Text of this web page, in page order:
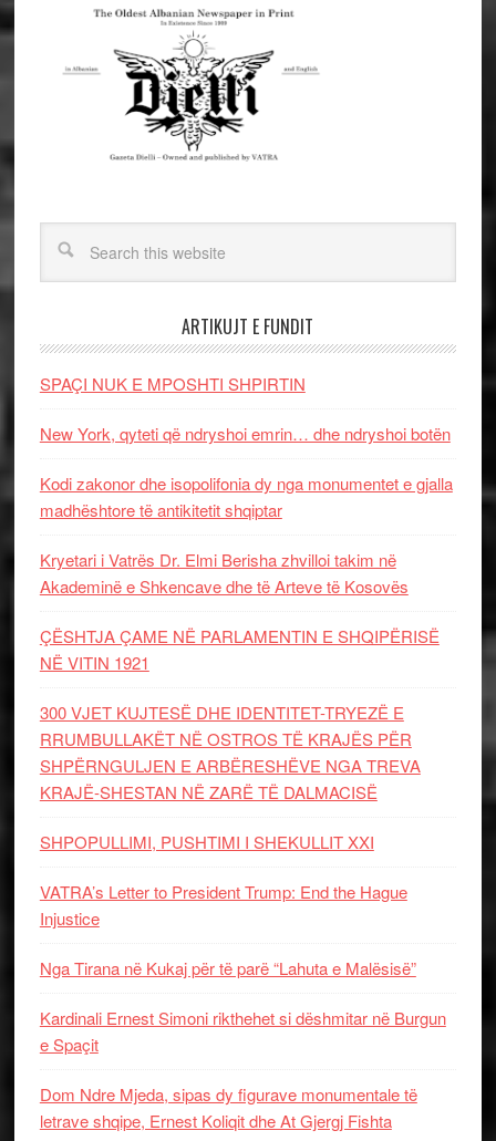
ARTIKUJT E FUNDIT
SPAÇI NUK E MPOSHTI SHPIRTIN
New York, qyteti që ndryshoi emrin… dhe ndryshoi botën
Kodi zakonor dhe isopolifonia dy nga monumentet e gjalla
madhështore të antikitetit shqiptar
Kryetari i Vatrës Dr. Elmi Berisha zhvilloi takim në
Akademinë e Shkencave dhe të Arteve të Kosovës
ÇËSHTJA ÇAME NË PARLAMENTIN E SHQIPËRISË
NË VITIN 1921
300 VJET KUJTESË DHE IDENTITET-TRYEZË E
RRUMBULLAKËT NË OSTROS TË KRAJËS PËR
SHPËRNGULJEN E ARBËRESHËVE NGA TREVA
KRAJË-SHESTAN NË ZARË TË DALMACISË
SHPOPULLIMI, PUSHTIMI I SHEKULLIT XXI
VATRA’s Letter to President Trump: End the Hague
Injustice
Nga Tirana në Kukaj për të parë “Lahuta e Malësisë”
Kardinali Ernest Simoni rikthehet si dëshmitar në Burgun
e Spaçit
Dom Ndre Mjeda, sipas dy figurave monumentale të
letrave shqipe, Ernest Koliqit dhe At Gjergj Fishta